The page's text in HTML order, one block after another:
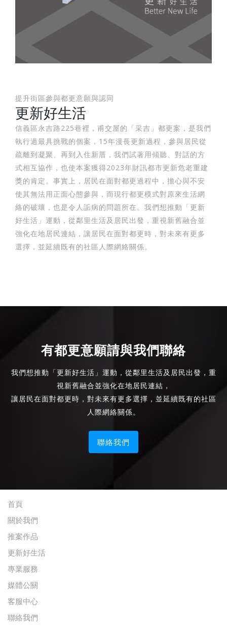
提升街區參與都更意願與認同
更新好生活
信義區永吉路225巷裡，甫交屋的「采吉」都更案，是我們
執行過最具挑戰的個案，15年漫長更新過程，參與居民從
疏離到凝聚、再到入住新厝，我們試著用傾聽、對話的方
式相互協作，也使本案獲得2023年財訊都市更新危老重建
獎的肯定。事實上，居民在面對都更過程中，擔心與不安
使其無法用正面心態參與，而現行都更模式對原來生活網
絡的破壞，也是令人詬病的問題所在。我們想推動「更新
好生活」運動，從鄰里生活及居民出發，重視新舊融合並
強化在地居民連結，讓居民在面對都更時，對未來有更多
選擇，並延續既有的社區人際網絡關係。
有都更意願請與我們聯絡
我們想推動「更新好生活」運動，從鄰里生活及居民出發，重
視新舊融合並強化在地居民連結，
讓居民在面對都更時，對未來有更多選擇，並延續既有的社區
人際網絡關係。
聯絡我們
首頁
關於我們
推案作品
更新好生活
專業服務
媒體公關
客服中心
聯絡我們